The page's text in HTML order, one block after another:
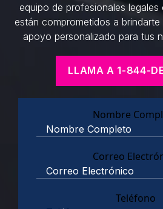
equipo de profesionales legales
están comprometidos a
apoyo personalizado para tus
LLAMA A 1-844-
Nombre
Correo
Teléfono